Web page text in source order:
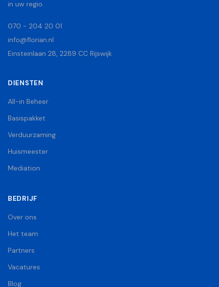
in uw regio.
070 - 204 20 01
info@florian.nl
Einsteinlaan 28, 2289 CC Rijswijk
DIENSTEN
All-in Beheer
Basispakket
Verduurzaming
Huismeester
Mediation
BEDRIJF
Over ons
Het team
Partners
Vacatures
Blog